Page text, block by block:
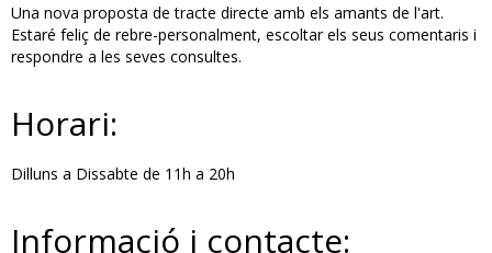
Una nova proposta de tracte directe amb els amants de l'art.
Estaré feliç de rebre-personalment, escoltar els seus comentaris i
respondre a les seves consultes.
Horari:
Dilluns a Dissabte de 11h a 20h
Informació i contacte: